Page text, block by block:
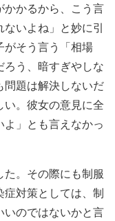
かかるから、こう言
いよね」と妙に引
がそう言う「相場
う、暗すぎやしな
問題は解決しないだ
。彼女の意見に全
」とも言えなかっ
。その際にも制服
症対策としては、制
いのではないかと言